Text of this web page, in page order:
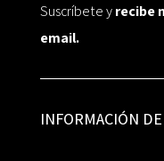
Suscríbete yrecibe
email.
INFORMACIÓN